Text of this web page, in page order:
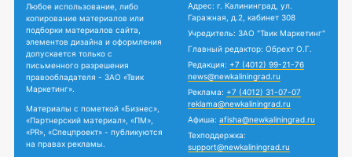
Любое использование, либо
копирование материалов или
подборки материалов сайта,
элементов дизайна и оформления
допускается только с
письменного разрешения
правообладателя - ЗАО «Твик
Маркетинг».
Материалы с пометкой «Бизнес»,
«Партнерский материал», «ПМ»,
«PR», «Спецпроект» - публикуются
на правах рекламы.
Адрес: г. Калининград, ул.
Гаражная, д.2, кабинет 308
Учредитель: ЗАО "Твик Маркетинг"
Главный редактор: Обрехт О.Г.
Редакция: +7 (4012) 99-21-76
news@newkaliningrad.ru
Реклама: +7 (4012) 31-07-07
reklama@newkaliningrad.ru
Афиша: afisha@newkaliningrad.ru
Техподдержка:
support@newkaliningrad.ru